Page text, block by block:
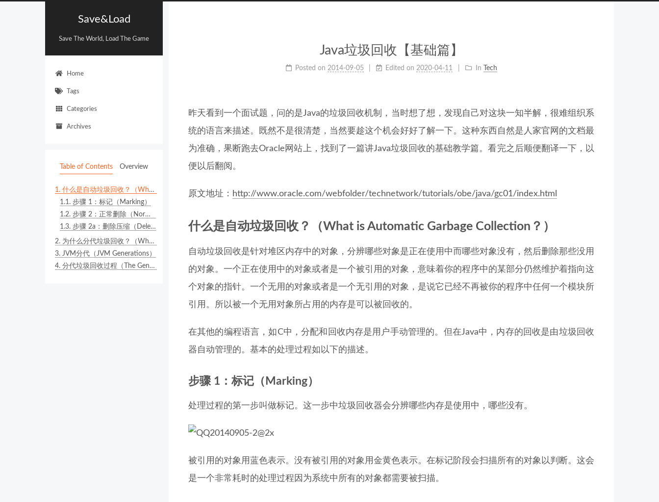
Save&Load
Save The World, Load The Game
Home
Tags
Categories
Archives
Java垃圾回收【基础篇】
Posted on 2014-09-05 Edited on 2020-04-11 In Tech
昨天看到一个面试题，问的是Java的垃圾回收机制，当时想了想，发现自己对这块一知半解，很难组织系
统的语言来描述。既然不是很清楚，当然要趁这个机会好好了解一下。这种东西自然是人家官网的文档最
为准确，果断跑去Oracle网站上，找到了一篇讲Java垃圾回收的基础教学篇。看完之后顺便翻译一下，以
便以后翻阅。
原文地址： http://www.oracle.com/webfolder/technetwork/tutorials/obe/java/gc01/index.html
什么是自动垃圾回收？（What is Automatic Garbage Collection？）
自动垃圾回收是针对堆区内存中的对象，分辨哪些对象是正在使用中而哪些对象没有，然后删除那些没用
的对象。一个正在使用中的对象或者是一个被引用的对象，意味着你的程序中的某部分仍然维护着指向这
个对象的指针。一个无用的对象或者是一个无引用的对象，是说它已经不再被你的程序中任何一个模块所
引用。所以被一个无用对象所占用的内存是可以被回收的。
在其他的编程语言，如C中，分配和回收内存是用户手动管理的。但在Java中，内存的回收是由垃圾回收
器自动管理的。基本的处理过程如以下的描述。
步骤 1：标记（Marking）
处理过程的第一步叫做标记。这一步中垃圾回收器会分辨哪些内存是使用中，哪些没有。
被引用的对象用蓝色表示。没有被引用的对象用金黄色表示。在标记阶段会扫描所有的对象以判断。这会
是一个非常耗时的处理过程因为系统中所有的对象都需要被扫描。
Table of Contents Overview
1. 什么是自动垃圾回收？（What is Automatic Garbage Collection？）
1.1. 步骤 1：标记（Marking）
1.2. 步骤 2：正常删除（Normal Deletion）
1.3. 步骤 2a：删除压缩（Deletion with Compacting）
2. 为什么分代垃圾回收？（Why Generational Garbage Collection?）
3. JVM分代（JVM Generations）
4. 分代垃圾回收过程（The Generational Garbage Collection Process）